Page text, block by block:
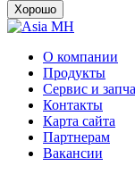
Хорошо
О компании
Продукты
Сервис и
Контакты
Карта сайта
Партнерам
Вакансии